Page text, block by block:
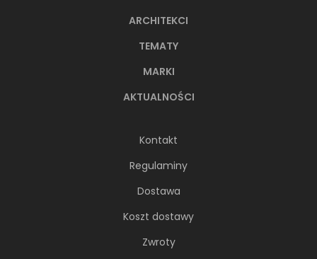
ARCHITEKCI
TEMATY
MARKI
AKTUALNOŚCI
Kontakt
Regulaminy
Dostawa
Koszt dostawy
Zwroty